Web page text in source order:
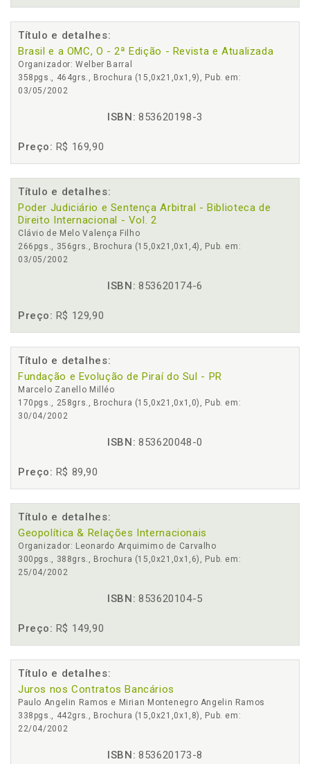
Título e detalhes:
Brasil e a OMC, O - 2ª Edição - Revista e Atualizada
Organizador: Welber Barral
358pgs., 464grs., Brochura (15,0x21,0x1,9), Pub. em:
03/05/2002
ISBN: 853620198-3
Preço: R$ 169,90
Título e detalhes:
Poder Judiciário e Sentença Arbitral - Biblioteca de
Direito Internacional - Vol. 2
Clávio de Melo Valença Filho
266pgs., 356grs., Brochura (15,0x21,0x1,4), Pub. em:
03/05/2002
ISBN: 853620174-6
Preço: R$ 129,90
Título e detalhes:
Fundação e Evolução de Piraí do Sul - PR
Marcelo Zanello Milléo
170pgs., 258grs., Brochura (15,0x21,0x1,0), Pub. em:
30/04/2002
ISBN: 853620048-0
Preço: R$ 89,90
Título e detalhes:
Geopolítica & Relações Internacionais
Organizador: Leonardo Arquimimo de Carvalho
300pgs., 388grs., Brochura (15,0x21,0x1,6), Pub. em:
25/04/2002
ISBN: 853620104-5
Preço: R$ 149,90
Título e detalhes:
Juros nos Contratos Bancários
Paulo Angelin Ramos e Mirian Montenegro Angelin Ramos
338pgs., 442grs., Brochura (15,0x21,0x1,8), Pub. em:
22/04/2002
ISBN: 853620173-8